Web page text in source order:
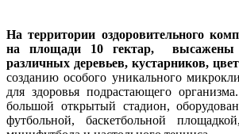
На территории оздоровительного
на площади 10 гектар, высажены
различных деревьев, кустарников,
созданию особого уникального
для здоровья подрастающего
большой открытый стадион,
футбольной, баскетбольной